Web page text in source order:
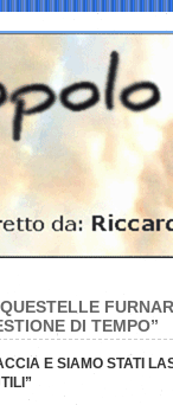
DI TEMPO”
E SIAMO STATI